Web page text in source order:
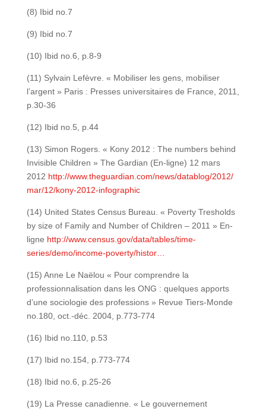
(8) Ibid no.7
(9) Ibid no.7
(10) Ibid no.6, p.8-9
(11) Sylvain Lefèvre. « Mobiliser les gens, mobiliser
l’argent » Paris : Presses universitaires de France, 2011,
p.30-36
(12) Ibid no.5, p.44
(13) Simon Rogers. « Kony 2012 : The numbers behind
Invisible Children » The Gardian (En-ligne) 12 mars
2012 http://www.theguardian.com/news/datablog/2012/
mar/12/kony-2012-infographic
(14) United States Census Bureau. « Poverty Tresholds
by size of Family and Number of Children – 2011 » En-
ligne http://www.census.gov/data/tables/time-
series/demo/income-poverty/histor…
(15) Anne Le Naëlou « Pour comprendre la
professionnalisation dans les ONG : quelques apports
d’une sociologie des professions » Revue Tiers-Monde
no.180, oct.-déc. 2004, p.773-774
(16) Ibid no.110, p.53
(17) Ibid no.154, p.773-774
(18) Ibid no.6, p.25-26
(19) La Presse canadienne. « Le gouvernement